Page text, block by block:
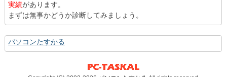
実績があります。
まずは無事かどうか診断してみましょう。
パソコンたすかる